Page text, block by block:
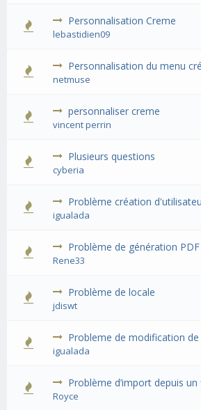
Personnalisation Creme
lebastidien09
Personnalisation du menu
netmuse
personnaliser creme
vincent perrin
Plusieurs questions
cyberia
Problème création
igualada
Problème de génération
Rene33
Problème de locale
jdiswt
Probleme de modification
igualada
Problème d’import depuis un
Royce